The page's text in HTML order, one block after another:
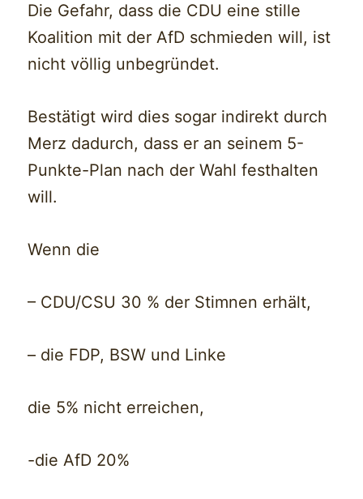
Die Gefahr, dass die CDU eine stille
Koalition mit der AfD schmieden will, ist
nicht völlig unbegründet.
Bestätigt wird dies sogar indirekt durch
Merz dadurch, dass er an seinem 5-
Punkte-Plan nach der Wahl festhalten
will.
Wenn die
– CDU/CSU 30 % der Stimnen erhält,
– die FDP, BSW und Linke
die 5% nicht erreichen,
-die AfD 20%